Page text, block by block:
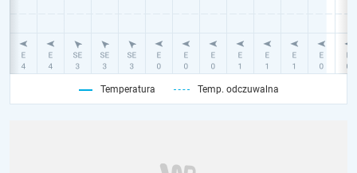
Temperatura Temp. odczuwalna